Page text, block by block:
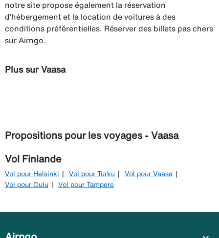
notre site propose également la réservation
d’hébergement et la location de voitures à des
conditions préférentielles. Réserver des billets pas chers
sur Airngo.
Plus sur Vaasa
Propositions pour les voyages - Vaasa
Vol Finlande
Vol pour Helsinki Vol pour Turku
Vol pour Vaasa
Vol pour Oulu
Vol pour Tampere